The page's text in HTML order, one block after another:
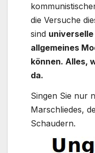
die Versuche
sind
allgemeines
können. Alles,
da.
Singen Sie nur
Marschliedes,
Schaudern.